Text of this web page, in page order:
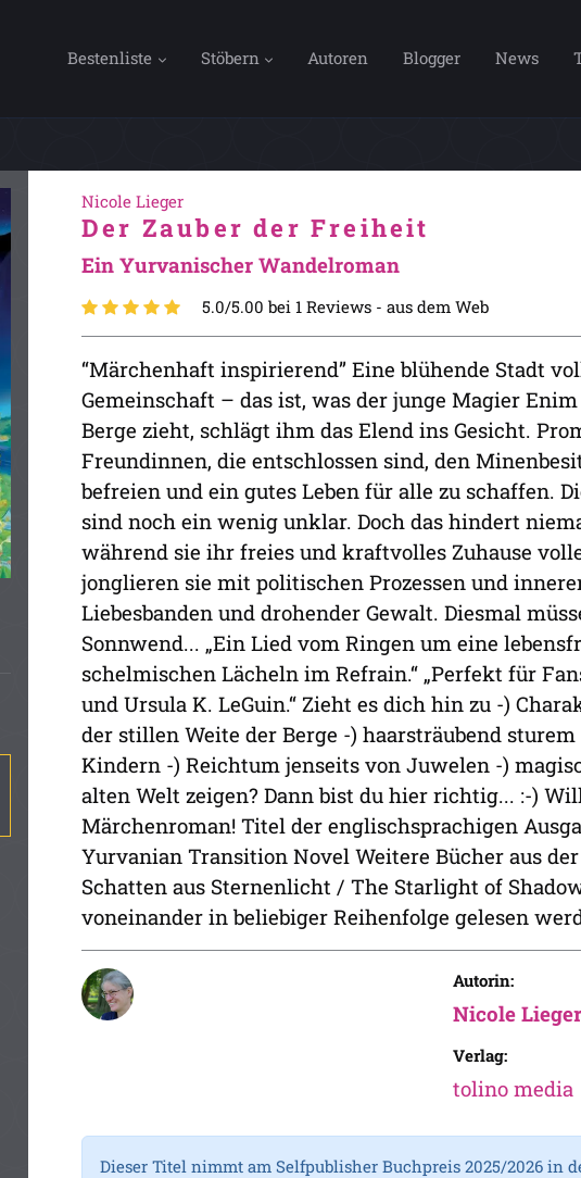
Bestenliste Stöbern Autoren Blogger News
Nicole Lieger
Der Zauber der Freiheit
Ein Yurvanischer Wandelroman
5.0/5.00 bei 1 Reviews - aus dem Web
“Märchenhaft inspirierend” Eine blühende Stadt
Gemeinschaft – das ist, was der junge Magier
Berge zieht, schlägt ihm das Elend ins Gesicht.
Freundinnen, die entschlossen sind, den
befreien und ein gutes Leben für alle zu schaffen.
sind noch ein wenig unklar. Doch das hindert
während sie ihr freies und kraftvolles Zuhause
jonglieren sie mit politischen Prozessen und
Liebesbanden und drohender Gewalt. Diesmal
Sonnwend... „Ein Lied vom Ringen um eine
schelmischen Lächeln im Refrain.“ „Perfekt für
und Ursula K. LeGuin.“ Zieht es dich hin zu -)
der stillen Weite der Berge -) haarsträubend
Kindern -) Reichtum jenseits von Juwelen -)
alten Welt zeigen? Dann bist du hier richtig... :-)
Märchenroman! Titel der englischsprachigen
Yurvanian Transition Novel Weitere Bücher aus
Schatten aus Sternenlicht / The Starlight of
voneinander in beliebiger Reihenfolge gelesen
Autorin:
Nicole Lieger
Verlag:
tolino media
Dieser Titel nimmt am Selfpublisher Buchpreis 2025/2026 in